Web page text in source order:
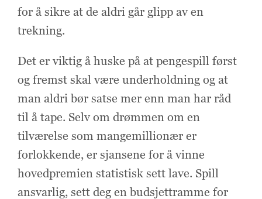
for å sikre at de aldri går glipp av en
trekning.
Det er viktig å huske på at pengespill først
og fremst skal være underholdning og at
man aldri bør satse mer enn man har råd
til å tape. Selv om drømmen om en
tilværelse som mangemillionær er
forlokkende, er sjansene for å vinne
hovedpremien statistisk sett lave. Spill
ansvarlig, sett deg en budsjettramme for